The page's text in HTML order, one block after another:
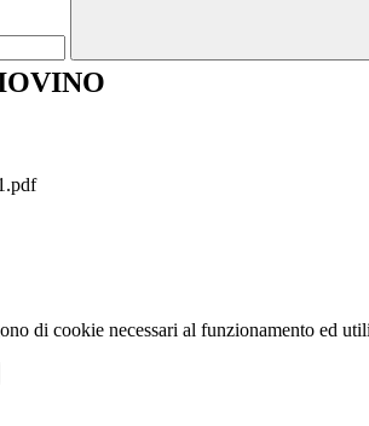
di cookie necessari al funzionamento ed